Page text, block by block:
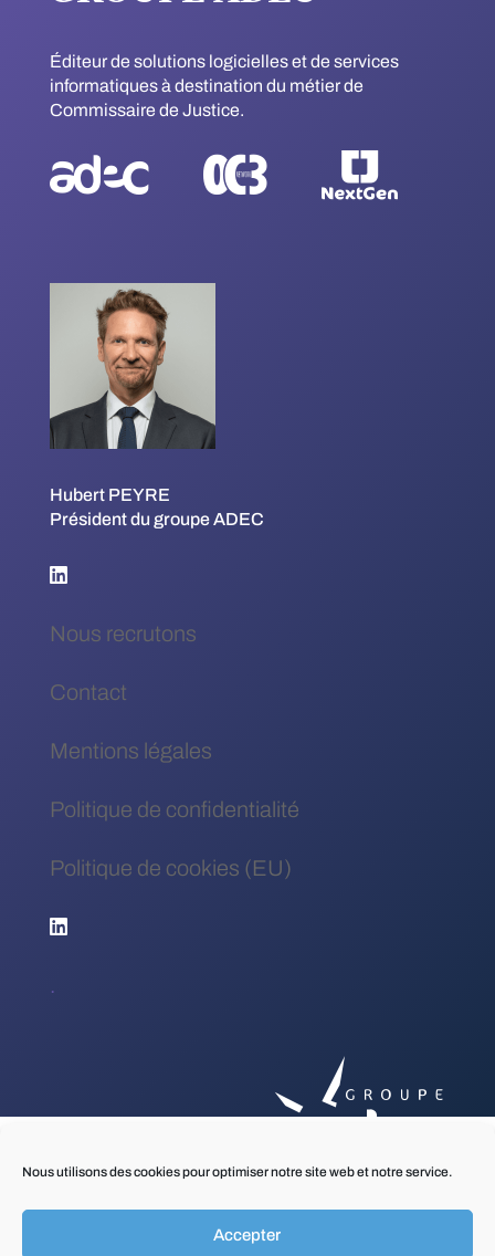
Nous utilisons des cookies pour optimiser notre site web et notre service.
Accepter
Éditeur de solutions logicielles et de services
informatiques à destination du métier de
Commissaire de Justice.
Hubert PEYRE
Président du groupe ADEC
Nous recrutons
Contact
Mentions légales
Politique de confidentialité
Politique de cookies (EU)
.